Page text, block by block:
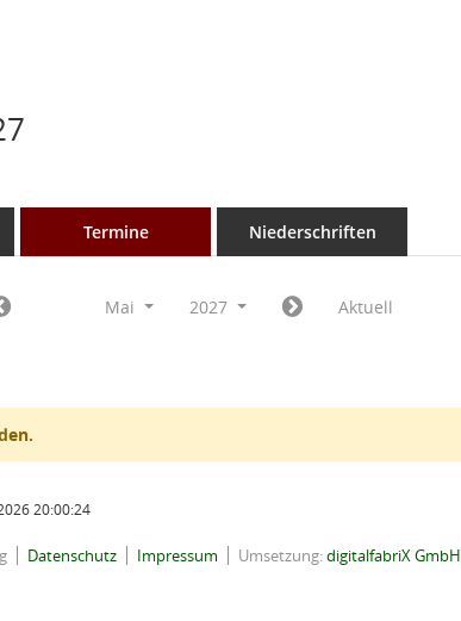
Termine Niederschriften
Mai 2027 Aktuell
20:00:24
Datenschutz Impressum Umsetzung:digitalfabriX GmbH